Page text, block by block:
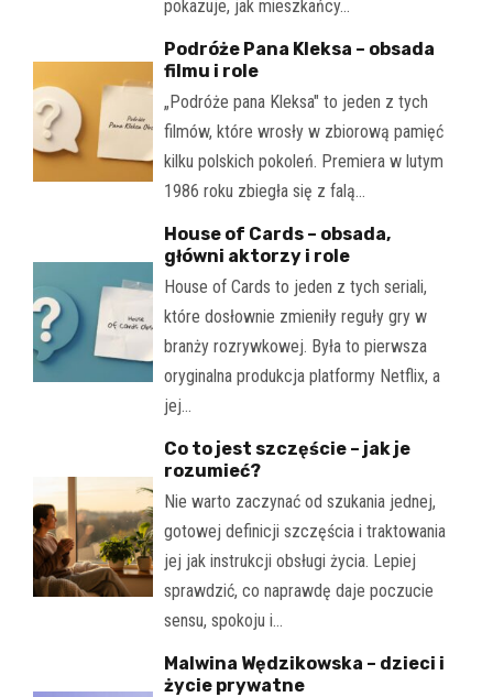
pokazuje, jak mieszkańcy…
Podróże Pana Kleksa – obsada
filmu i role
„Podróże pana Kleksa" to jeden z tych
filmów, które wrosły w zbiorową pamięć
kilku polskich pokoleń. Premiera w lutym
1986 roku zbiegła się z falą…
House of Cards – obsada,
główni aktorzy i role
House of Cards to jeden z tych seriali,
które dosłownie zmieniły reguły gry w
branży rozrywkowej. Była to pierwsza
oryginalna produkcja platformy Netflix, a
jej…
Co to jest szczęście – jak je
rozumieć?
Nie warto zaczynać od szukania jednej,
gotowej definicji szczęścia i traktowania
jej jak instrukcji obsługi życia. Lepiej
sprawdzić, co naprawdę daje poczucie
sensu, spokoju i…
Malwina Wędzikowska – dzieci i
życie prywatne